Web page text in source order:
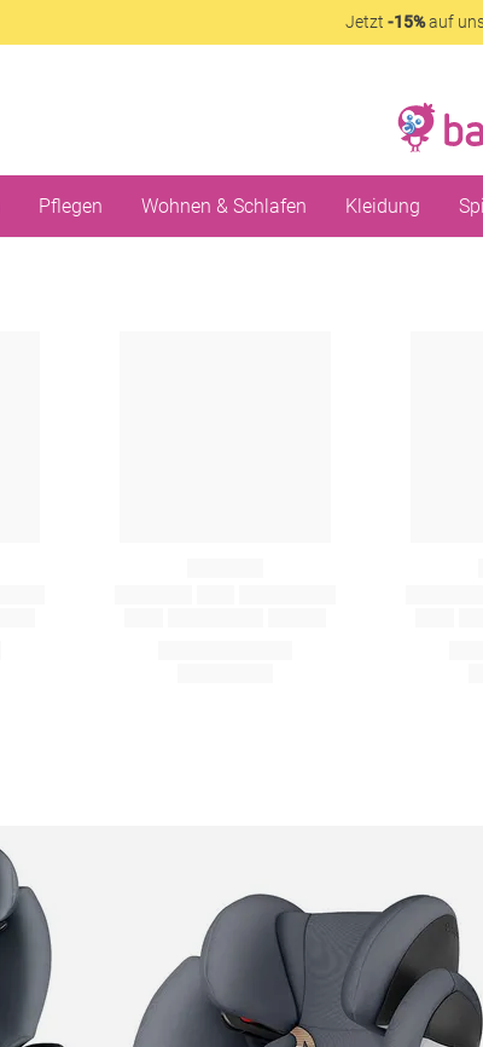
Jetzt -15%auf
Pflegen Wohnen & Schlafen Kleidung